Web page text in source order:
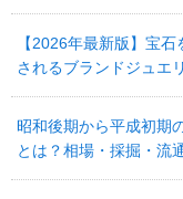
【2026年最新版】宝
されるブランドジュエ
昭和後期から平成初期
とは？相場・採掘・流